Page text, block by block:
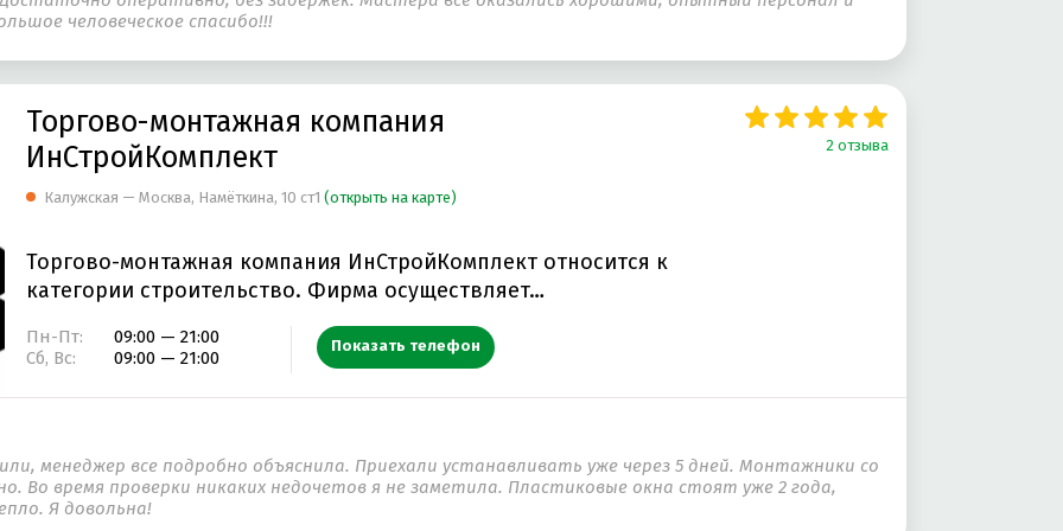
И ОГРАЖДЕНИЕ ВЕНТИЛЯЦИОННОЕ И ТЕПЛОВОЕ ОБОРУДОВАНИЕ
ФУНДАМЕНТ УСЛУГИ ГАЗИФИКАЦИИ СУХАЯ СТРОИТЕЛЬНАЯ СМЕСЬ
ЗЕМЛЯНЫЕ РАБОТЫ
человеческое спасибо!!!
Торгово-монтажная компания
ИнСтройКомплект
2 отзыва
Калужская — Москва, Намёткина, 10 ст1 (открыть на карте)
Торгово-монтажная компания ИнСтройКомплект относится к
категории строительство. Фирма осуществляет…
Пн-Пт:
09:00 — 21:00
Сб, Вс:
09:00 — 21:00 Показать телефон
менеджер все подробно объяснила. Приехали устанавливать уже через 5 дней. Монтажники со
Во время проверки никаких недочетов я не заметила. Пластиковые окна стоят уже 2 года,
Я довольна!